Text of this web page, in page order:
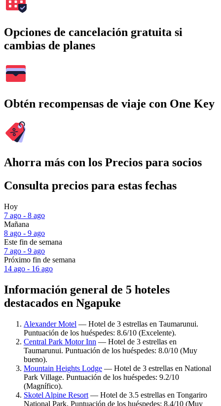
Opciones de cancelación gratuita si
cambias de planes
Obtén recompensas de viaje con One Key
Ahorra más con los Precios para socios
Consulta precios para estas fechas
Hoy
7 ago - 8 ago
Mañana
8 ago - 9 ago
Este fin de semana
7 ago - 9 ago
Próximo fin de semana
14 ago - 16 ago
Información general de 5 hoteles
destacados en Ngapuke
Alexander Motel — Hotel de 3 estrellas en Taumarunui.
Puntuación de los huéspedes: 8.6/10 (Excelente).
Central Park Motor Inn — Hotel de 3 estrellas en
Taumarunui. Puntuación de los huéspedes: 8.0/10 (Muy
bueno).
Mountain Heights Lodge — Hotel de 3 estrellas en National
Park Village. Puntuación de los huéspedes: 9.2/10
(Magnífico).
Skotel Alpine Resort — Hotel de 3.5 estrellas en Tongariro
National Park. Puntuación de los huéspedes: 8.4/10 (Muy